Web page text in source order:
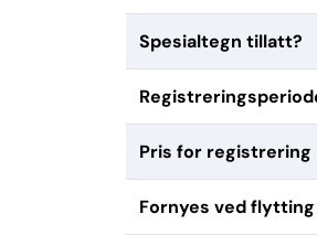
Spesialtegn tillatt?
Pris for registrering
Fornyes ved flytting